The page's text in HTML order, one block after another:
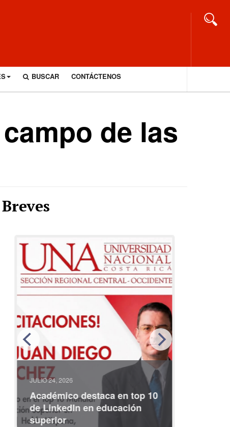
BUSCAR CONTÁCTENOS
de las
Breves
JULIO 24, 2026
Académico destaca en top 10
de LinkedIn en educación
superior